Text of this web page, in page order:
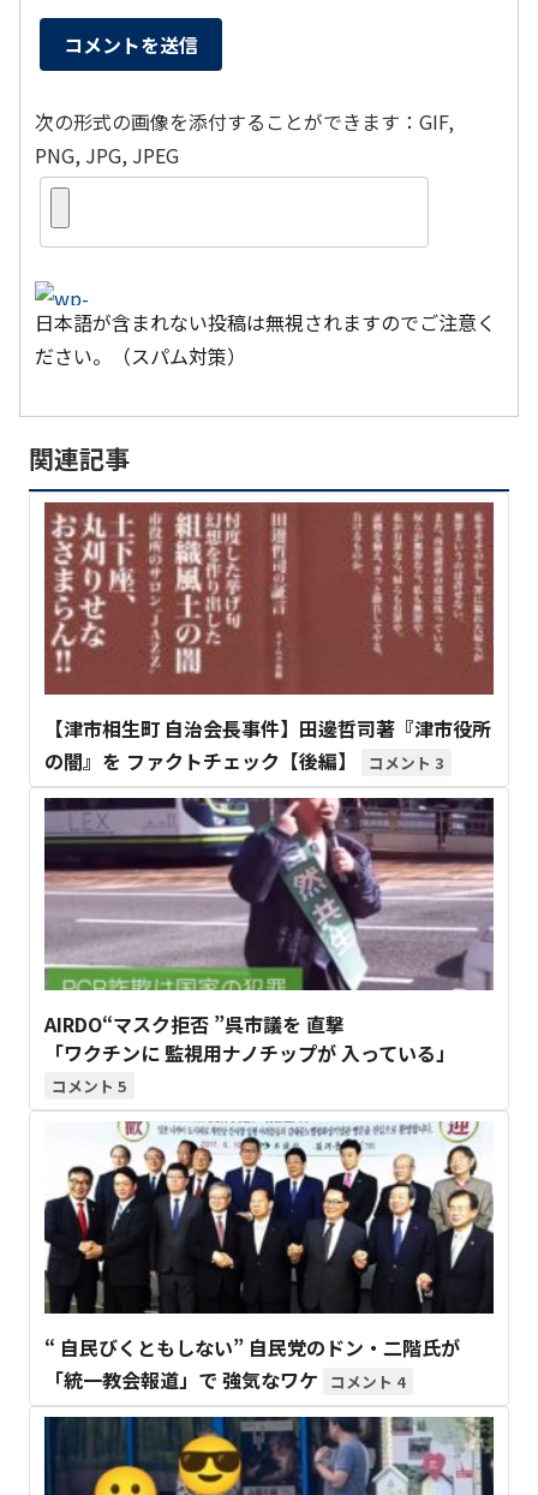
次の形式の画像を添付することができます：GIF,
PNG, JPG, JPEG
日本語が含まれない投稿は無視されますのでご注意く
ださい。（スパム対策）
関連記事
【津市相生町 自治会長事件】田邊哲司著『津市役所
の闇』を ファクトチェック【後編】
3
AIRDO“マスク拒否 ”呉市議を 直撃
「ワクチンに 監視用ナノチップが 入っている」
5
“ 自民びくともしない” 自民党のドン・二階氏が
「統一教会報道」で 強気なワケ
4